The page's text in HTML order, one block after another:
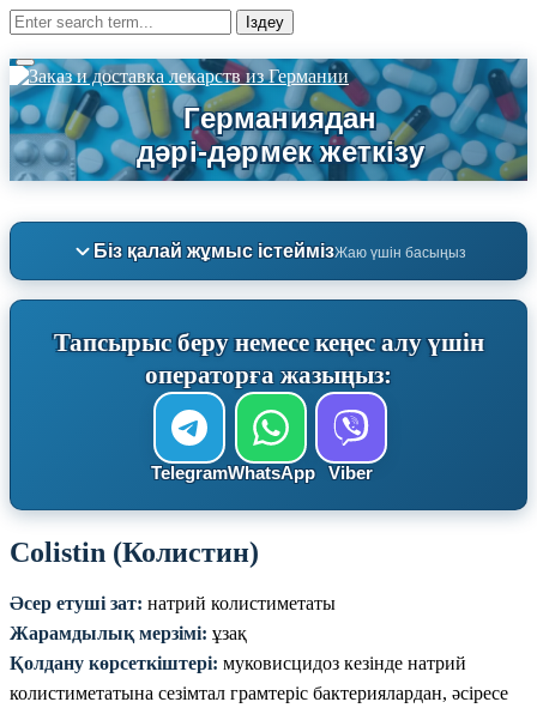
Біз қалай жұмыс істеймізЖаю үшін басыңыз
Тапсырыс беру немесе кеңес алу үшін
операторға жазыңыз:
TelegramWhatsApp Viber
Colistin (Колистин)
Әсер етуші зат: натрий колистиметаты
Жарамдылық мерзімі: ұзақ
Қолдану көрсеткіштері: муковисцидоз кезінде натрий
колистиметатына сезімтал грамтеріс бактериялардан, әсіресе